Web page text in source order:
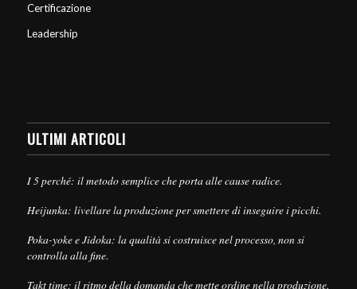
Certificazione
Leadership
ULTIMI ARTICOLI
I 5 perché: il metodo semplice che porta alle cause radice.
Heijunka: livellare la produzione per smettere di inseguire i picchi.
Poka-yoke e Jidoka: la qualità si costruisce nel processo, non si
controlla alla fine.
Takt time: il ritmo della domanda che mette ordine nella produzione.